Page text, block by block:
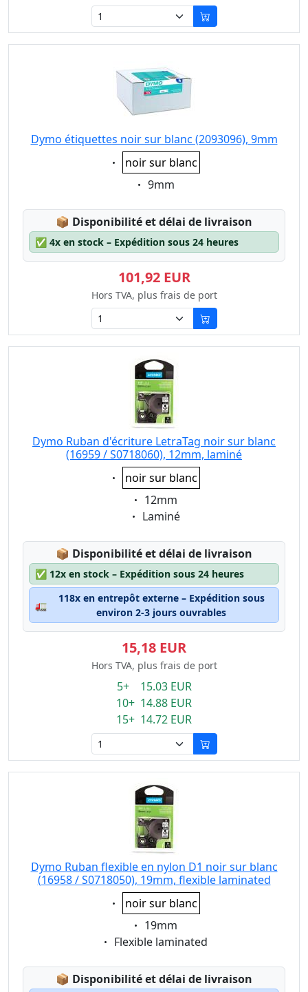
Dymo étiquettes noir sur blanc (2093096), 9mm
Eigenschaft:
noir sur blanc
Eigenschaft:
9mm
📦 Lagerstatus:
Disponibilité et délai de livraison
✅ 4x en stock – Expédition sous 24 heures
101,92 EUR
Hors TVA, plus frais de port
Dymo Ruban d'écriture LetraTag noir sur blanc
(16959 / S0718060), 12mm, laminé
Eigenschaft:
noir sur blanc
Eigenschaft:
12mm
Eigenschaft:
Laminé
📦 Lagerstatus:
Disponibilité et délai de livraison
✅ 12x en stock – Expédition sous 24 heures
🚛
118x en entrepôt externe – Expédition sous
environ 2-3 jours ouvrables
15,18 EUR
Hors TVA, plus frais de port
5+ 15.03 EUR
10+ 14.88 EUR
15+ 14.72 EUR
Dymo Ruban flexible en nylon D1 noir sur blanc
(16958 / S0718050), 19mm, flexible laminated
Eigenschaft:
noir sur blanc
Eigenschaft:
19mm
Eigenschaft:
Flexible laminated
📦 Lagerstatus:
Disponibilité et délai de livraison